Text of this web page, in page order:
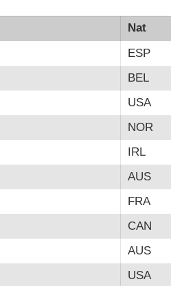
Nat
ESP
BEL
USA
NOR
IRL
AUS
FRA
CAN
AUS
USA